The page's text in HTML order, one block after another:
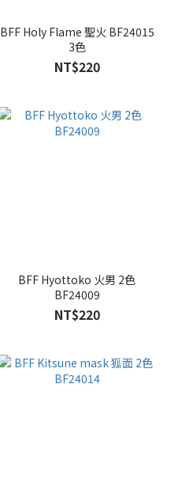
BFF Holy Flame 聖火 BF24015
3色
NT$220
BFF Hyottoko 火男 2色
BF24009
NT$220